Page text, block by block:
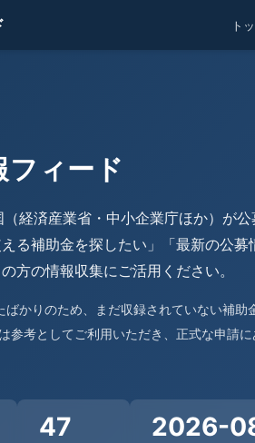
ト
フィード
経済産業省・中小企業庁ほか）が
る補助金を探したい」「最新の公
方の情報収集にご活用ください。
かりのため、まだ収録されていない補
参考としてご利用いただき、正式な申請
47 2026-